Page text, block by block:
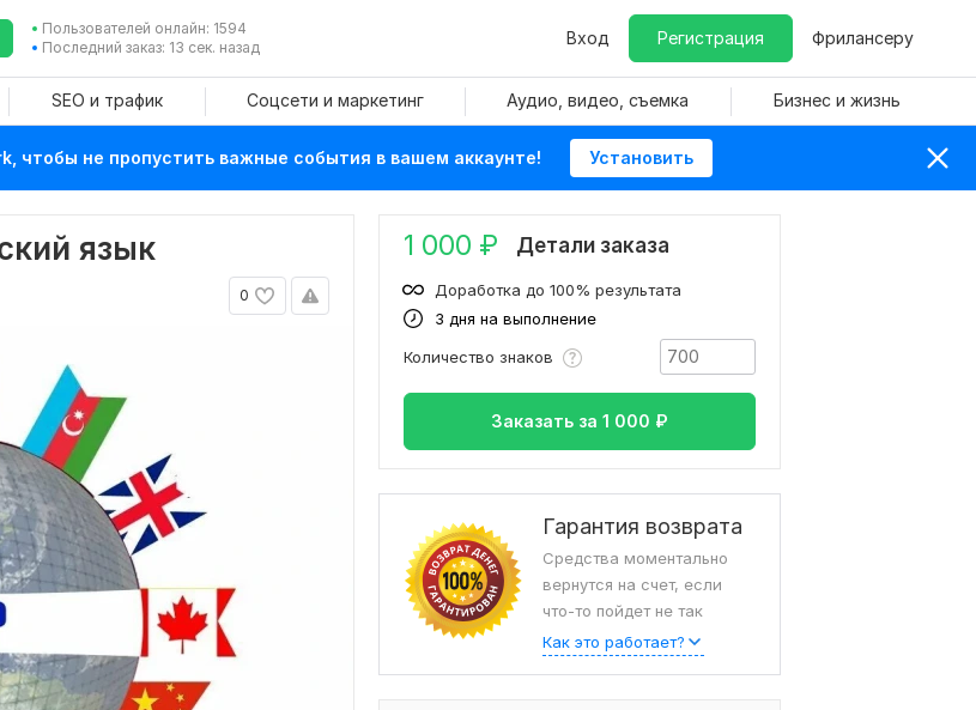
Пользователей онлайн: 1594
Последний заказ: 13 сек. назад
Вход Регистрация Фрилансеру
SEO и трафик Соцсети и маркетинг Аудио, видео, съемка Бизнес и жизнь
чтобы не пропустить важные события в вашем аккаунте! Установить
язык
0
1 000 ₽ Детали заказа
3 дня на выполнение
Доработка до 100% результата
Количество знаков
Заказать за 1 000 ₽
Гарантия возврата
Средства моментально
вернутся на счет, если
что-то пойдет не так
Как это работает?